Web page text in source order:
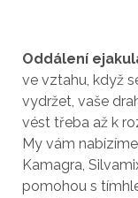
Oddálení
ve vztahu, když
vydržet, vaše
vést třeba až k
My vám nabízíme
Kamagra,
pomohou s